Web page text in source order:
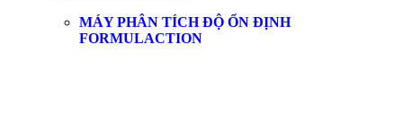
MÁY PHÂN TÍCH ĐỘ ỔN ĐỊNH
FORMULACTION